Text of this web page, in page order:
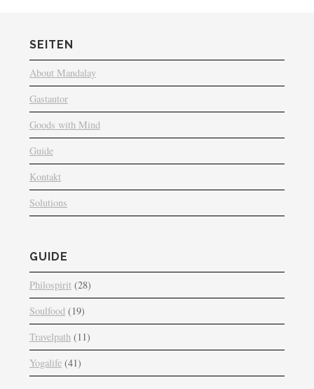
SEITEN
About Mandalay
Gastautor
Goods with Mind
Guide
Kontakt
Solutions
GUIDE
Philospirit (28)
Soulfood (19)
Travelpath (11)
Yogalife(41)